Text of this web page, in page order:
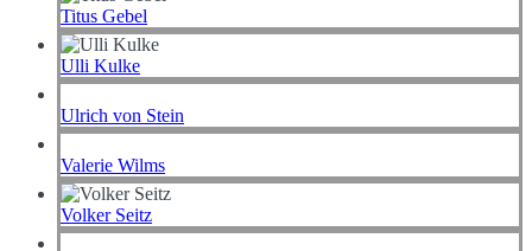
Titus Gebel
Ulli Kulke
Ulrich von Stein
Valerie Wilms
Volker Seitz